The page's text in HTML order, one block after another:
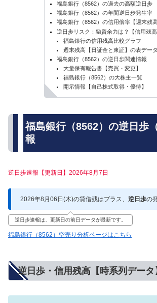
福島銀行（8562）の過去の高額逆日歩
福島銀行（8562）の年間逆日歩発生率
福島銀行（8562）の信用倍率【週末残高
逆日歩リスク：融資余力は？【信用残高
福島銀行の信用残高比較グラフ
週末残高【日証金と東証】の表デー
福島銀行（8562）の逆日歩関連情報
大量保有報告書【売買・変更】
福島銀行（8562）の大株主一覧
開示情報【自己株式取得・優待】
福島銀行（8562）の逆日歩
報
逆日歩速報【更新日】2026年8月7日
2026年8月06日(木)の貸借残はプラス、 逆日歩の
逆日歩速報は、更新日の前日データが最新です。
福島銀行（8562）空売り分析ページはこちら
逆日歩・信用残高【時系列データ